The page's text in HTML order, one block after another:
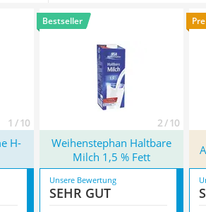
Sie in unserer Produktübersicht
die Ihnen am Herzen liegen
im August 2026 besonders das
H-Milch
mit seinen
1 / 10
Bestseller
2 / 10
H-
Weihenstephan Haltbare
Milch 1,5 % Fett
Unsere Bewertung
SEHR GUT